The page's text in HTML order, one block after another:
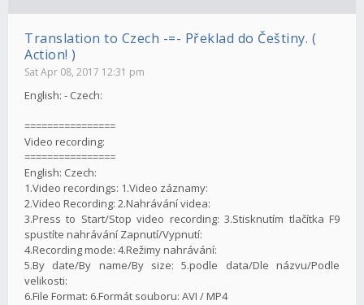
Translation to Czech -=- Překlad do Češtiny. (
Action! )
Sat Apr 08, 2017 12:31 pm
English: - Czech:
================
Video recording:
================
English: Czech:
1.Video recordings: 1.Video záznamy:
2.Video Recording: 2.Nahrávání videa:
3.Press to Start/Stop video recording: 3.Stisknutím tlačítka F9
spustíte nahrávání Zapnutí/Vypnutí:
4.Recording mode: 4.Režimy nahrávání:
5.By date/By name/By size: 5.podle data/Dle názvu/Podle
velikosti:
6.File Format: 6.Formát souboru: AVI / MP4